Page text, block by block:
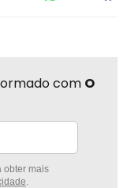
com O
obter mais